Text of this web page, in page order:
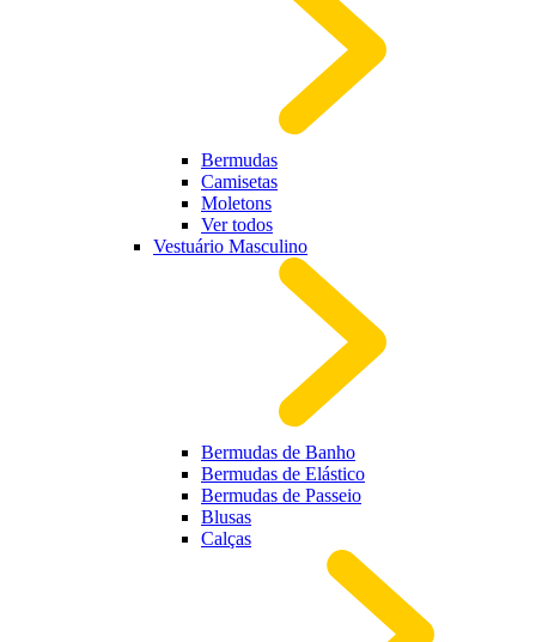
Bermudas
Camisetas
Moletons
Ver todos
Vestuário Masculino
Bermudas de Banho
Bermudas de Elástico
Bermudas de Passeio
Blusas
Calças